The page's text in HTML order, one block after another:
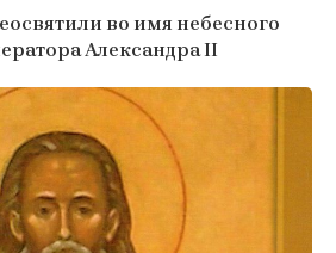
во имя небесного
Александра II